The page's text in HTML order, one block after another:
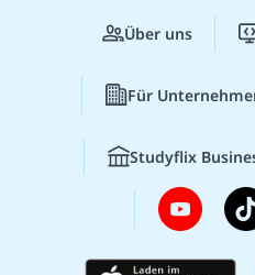
Über uns
Für
Studyflix